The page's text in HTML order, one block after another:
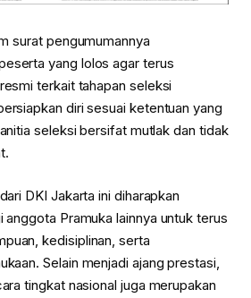
surat pengumumannya
yang lolos agar terus
terkait tahapan seleksi
diri sesuai ketentuan yang
seleksi bersifat mutlak dan tidak
DKI Jakarta ini diharapkan
Pramuka lainnya untuk terus
kedisiplinan, serta
Selain menjadi ajang prestasi,
tingkat nasional juga merupakan